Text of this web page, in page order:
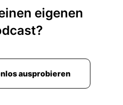
eigenen
ausprobieren